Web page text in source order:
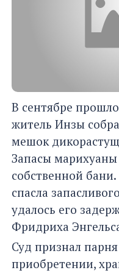
В сентябре
житель Инзы
мешок
Запасы
собственной
спасла
удалось его
Фридриха
Суд признал
приобретении,